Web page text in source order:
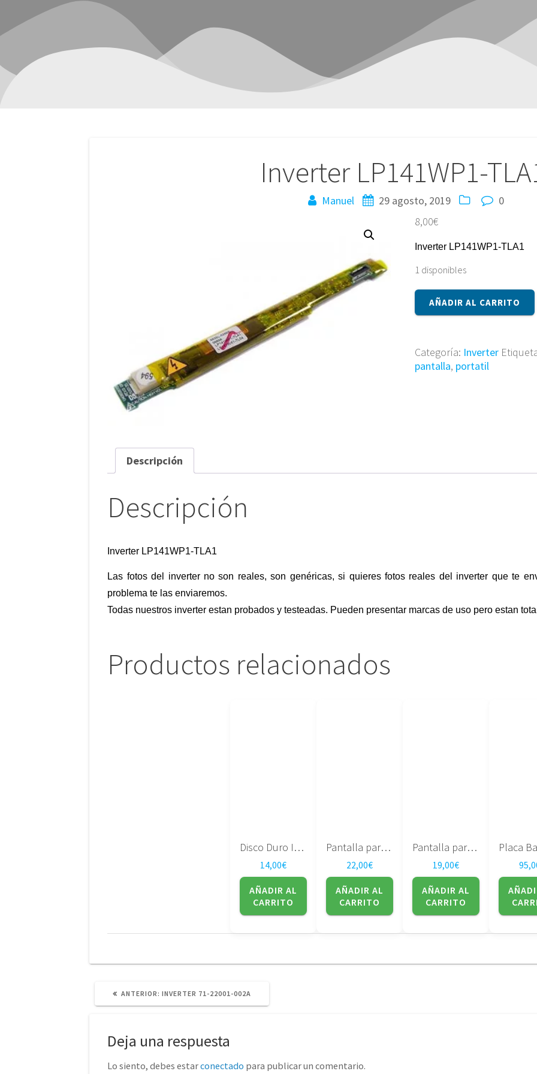
Inverter LP141WP1-
Manuel 29 agosto, 2019
0
8,00€
Inverter LP141WP1-TLA1
1 disponibles
Inverter
LP141WP1-
AÑADIR AL CARRITO
Categoría: Inverter
pantalla, portatil
Descripción
Descripción
Inverter LP141WP1-TLA1
Las fotos del inverter no son reales, son genéricas, si quieres fotos reales del inverter que te
problema te las enviaremos.
Todas nuestros inverter estan probados y testeadas. Pueden presentar marcas de uso pero estan
Productos relacionados
Disco Duro Interno Hitachi 2.5, HTS541612J9SA00 , 120 GB, SATA
14,00€
AÑADIR AL
CARRITO
Pantalla para portatil LG Philips 15.0″ – Lp150x08 (tl) (ac)
22,00€
AÑADIR AL
CARRITO
Pantalla para portatil Chimei N154i2-l05 Rev:C1
19,00€
AÑADIR AL
CARRITO
ANTERIOR: POST
INVERTER 71-22001-002A
Deja una respuesta
Lo siento, debes estarconectado para publicar un comentario.